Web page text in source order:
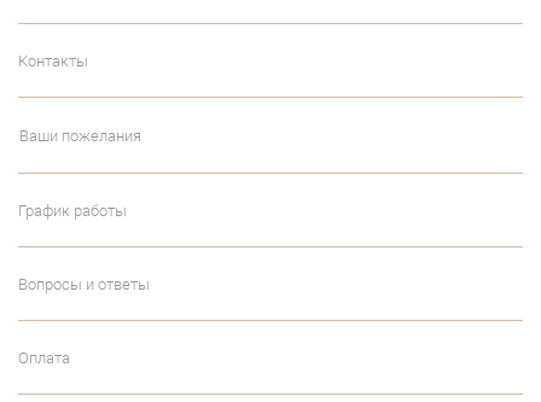
Контакты
Ваши пожелания
График работы
Вопросы и ответы
Оплата